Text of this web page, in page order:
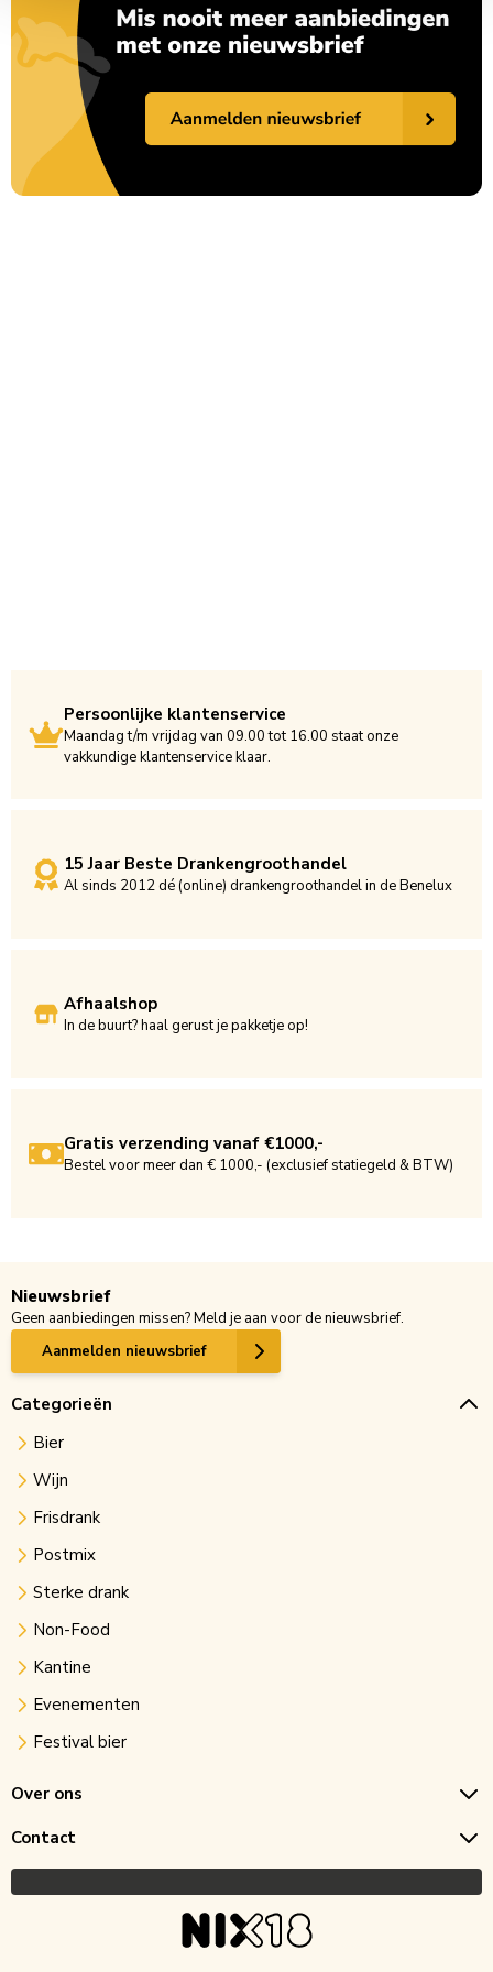
Persoonlijke klantenservice
Maandag t/m vrijdag van 09.00 tot 16.00 staat onze
vakkundige klantenservice klaar.
15 Jaar Beste Drankengroothandel
Al sinds 2012 dé (online) drankengroothandel in de Benelux
Afhaalshop
In de buurt? haal gerust je pakketje op!
Gratis verzending vanaf €1000,-
Bestel voor meer dan € 1000,- (exclusief statiegeld & BTW)
Nieuwsbrief
Geen aanbiedingen missen? Meld je aan voor de nieuwsbrief.
Aanmelden nieuwsbrief
Categorieën
Bier
Wijn
Frisdrank
Postmix
Sterke drank
Non-Food
Kantine
Evenementen
Festival bier
Over ons
Contact